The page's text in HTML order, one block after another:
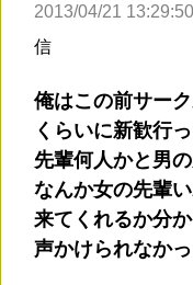
2013/04/21
信
俺はこの前サー
くらいに新歓行
先輩何人かと男
なんか女の先輩
来てくれるか分
声かけられなか